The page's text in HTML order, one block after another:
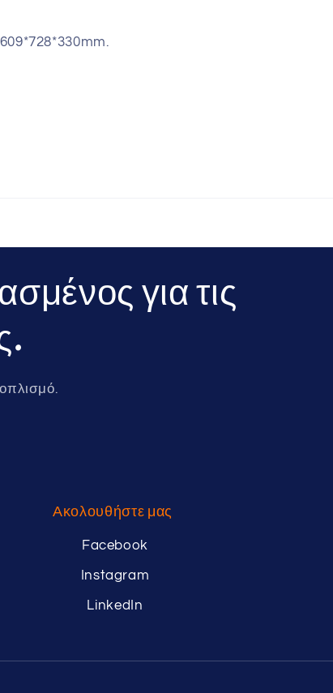
609*728*330mm.
για τις
Ακολουθήστε μας
Facebook
Instagram
LinkedIn